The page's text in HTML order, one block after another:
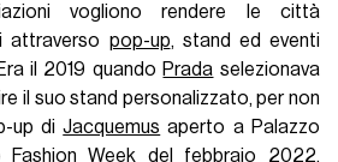
vogliono rendere le città
attraverso pop-up, stand ed eventi
il 2019 quando Prada selezionava
il suo stand personalizzato, per non
up diJacquemus aperto a Palazzo
Fashion Week del febbraio 2022.